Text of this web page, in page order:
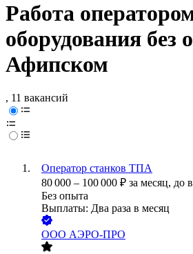
Работа
оборудования без
Афипском
, 11 вакансий
Оператор станков ТПА
80 000 – 100 000 ₽ за месяц, до
Без опыта
Выплаты: Два раза в месяц
ООО АЭРО-ПРО